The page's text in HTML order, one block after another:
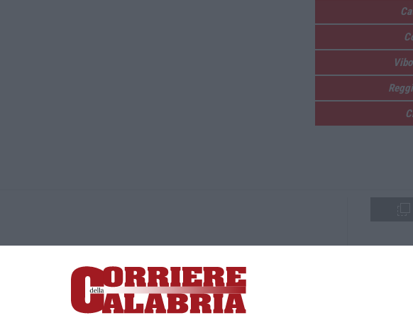
Lamezia Terme (CZ)
responsabile Paola Militano |Privacy